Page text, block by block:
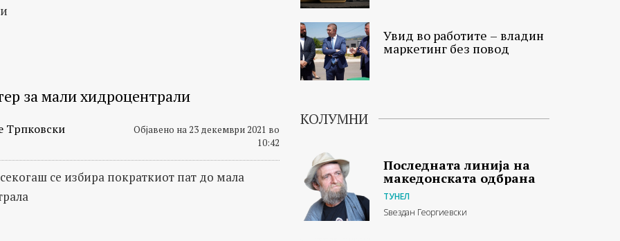
за мали хидроцентрали
Трпковски
Објавено на 23 декември 2021 во
10:42
се избира пократкиот пат до мала
Увид во работите – владин
маркетинг без повод
КОЛУМНИ
Последната линија на
македонската одбрана
ТУНЕЛ
Ѕвездан Георгиевски